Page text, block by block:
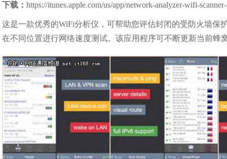
下载：https://itunes.apple.com/us/app/network-analyzer-wifi-
这是一款优秀的WiFi分析仪，可帮助您评估封闭的受防火墙保
在不同位置进行网络速度测试。该应用程序可不断更新当前蜂